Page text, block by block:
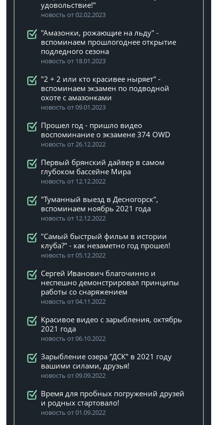
удовольствие!"
новость от 02.02.2023
"Амазонки, рожающие на льду" -
вспоминаем прошлогоднее открытие
подледного сезона
новость от 18.01.2023
"2 + 2 или кто красивее ныряет" -
вспоминаем экзамен по подводной
охоте с амазонками
новость от 09.01.2023
Прошел год - пришло видео
воспоминание о экзамене 374 OWD
новость от 26.12.2022
Первый брянский дайвер в самом
глубоком бассейне Мира
новость от 12.12.2022
"Туманный выезд в Десногорск",
вспоминаем ноябрь 2021 года
новость от 12.12.2022
"Самый быстрый фильм в истории
клуба?" - как незаметно год прошел!
новость от 05.12.2022
Сергей Иванович благочинно и
неспешно демонстрировал принципы
работы со снаряжением
новость от 04.11.2022
Красивое видео с зарыбления, октябрь
2021 года
новость от 06.10.2022
Зарыбление озера "ДСК" в 2021 году
вашими силами, друзья!
новость от 09.09.2022
Время для пробных погружений друзей
и родных стартовало!
новость от 01.09.2022